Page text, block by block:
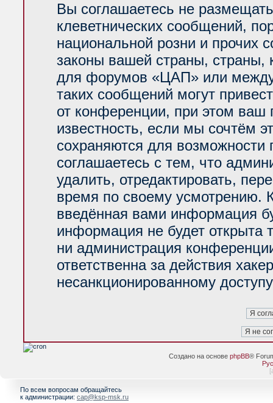
Вы соглашаетесь не
клеветнических сообщений,
национальной розни и прочих
законы вашей страны, страны,
для форумов «ЦАП» или
таких сообщений могут
от конференции, при этом ваш
известность, если мы сочтём
сохраняются для возможности
соглашаетесь с тем, что
удалить, отредактировать,
время по своему усмотрению.
введённая вами информация
информация не будет открыта
ни администрация
ответственна за действия
несанкционированному
Создано на основе phpBB®
[
По всем вопросам обращайтесь
к администрации: cap@ksp-msk.ru